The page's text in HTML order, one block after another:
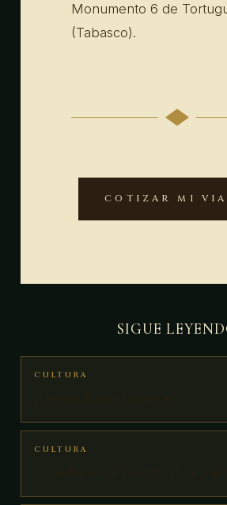
Monumento 6 de
(Tabasco).
COTIZAR MI
SIGUE
CULTURA
CULTURA